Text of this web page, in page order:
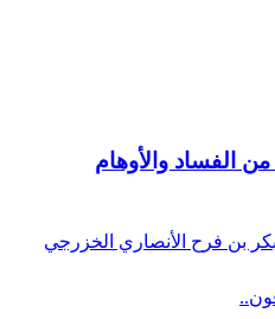
الفساد والأوهام
بن فرح الأنصاري الخزرجي